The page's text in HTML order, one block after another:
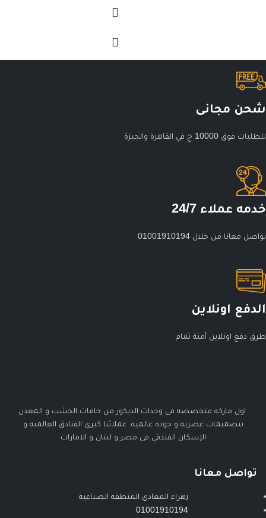
شحن مجانى
للطلبات فوق 10000 ج في القاهرة والجيزة
خدمه عملاء 24/7
تواصل معانا من خلال 01001910194
الدفع اونلاين
طرق دفع اونلاين أمنة تمام
اول ماركه متخصصه فى وحدات الديكور من خامات الخشب و المعدن
بتصميمات عصريه و جوده عالميه. عملائنا كبري الفنادق العالميه و
الإسكان الفندقي فى مصر و لبنان و الامارات
تواصل معانا
زهراء المعادى المنطقه الصناعيه
01001910194